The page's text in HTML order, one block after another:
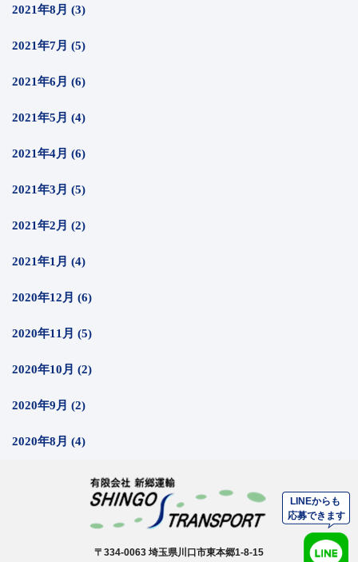
2021年8月 (3)
2021年7月 (5)
2021年6月 (6)
2021年5月 (4)
2021年4月 (6)
2021年3月 (5)
2021年2月 (2)
2021年1月 (4)
2020年12月 (6)
2020年11月 (5)
2020年10月 (2)
2020年9月 (2)
2020年8月 (4)
〒334-0063 埼玉県川口市東本郷1-8-15